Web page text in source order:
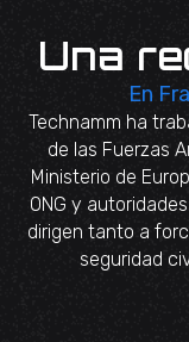
Una
En
Technamm ha
de las Fuerzas
Ministerio de
ONG y
dirigen tanto a
seguridad